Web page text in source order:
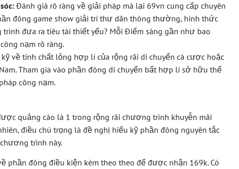
Đánh giá rõ ràng về giải pháp mà lại 69vn cung cấp chuyên
đông game show giải trí thư dãn thông thường, hình thức
đưa ra tiêu tài thiết yếu? Mỗi Điểm sáng gần như bao
nạm rõ ràng.
về tính chất lỏng hợp lí của rộng rãi di chuyển cá cược hoặc
Tham gia vào phần đông di chuyển bất hợp lí sở hữu thể
công nạm.
quảng cáo là 1 trong rộng rãi chương trình khuyễn mãi
điều chú trọng là đề nghị hiểu kỹ phần đông nguyên tắc
trình này.
phần đông điều kiện kèm theo theo để được nhận 169k. Có